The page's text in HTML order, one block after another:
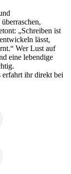
„Schreiben ist
lässt,
Wer Lust auf
eine lebendige
erfahrt ihr direkt bei